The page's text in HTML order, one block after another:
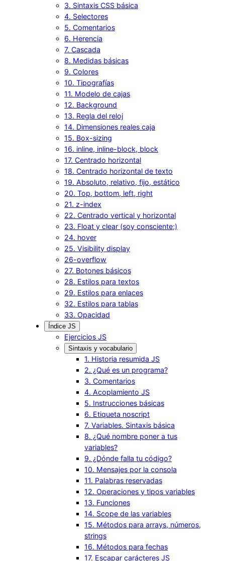
3. Sintaxis CSS básica
4. Selectores
5. Comentarios
6. Herencia
7. Cascada
8. Medidas básicas
9. Colores
10. Tipografías
11. Modelo de cajas
12. Background
13. Regla del reloj
14. Dimensiones reales caja
15. Box-sizing
16. inline, inline-block, block
17. Centrado horizontal
18. Centrado horizontal de texto
19. Absoluto, relativo, fijo, estático
20. Top, bottom, left, right
21. z-index
22. Centrado vertical y horizontal
23. Float y clear (soy consciente;)
24. hover
25. Visibility display
26-overflow
27. Botones básicos
28. Estilos para textos
29. Estilos para enlaces
32. Estilos para tablas
33. Opacidad
Índice JS
Ejercicios JS
Sintaxis y vocabulario
1. Historia resumida JS
2. ¿Qué es un programa?
3. Comentarios
4. Acoplamiento JS
5. Instrucciones básicas
6. Etiqueta noscript
7. Variables. Sintaxis básica
8. ¿Qué nombre poner a tus
variables?
9. ¿Dónde falla tu código?
10. Mensajes por la consola
11. Palabras reservadas
12. Operaciones y tipos variables
13. Funciones
14. Scope de las variables
15. Métodos para arrays, números,
strings
16. Métodos para fechas
17. Escapar carácteres JS